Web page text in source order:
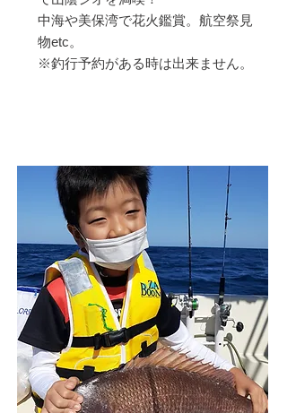
​中海や美保湾で花火鑑賞。航空祭見
物etc。
※釣行予約がある時は出来ません。